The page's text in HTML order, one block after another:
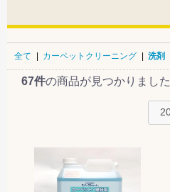
全て | カーペットクリーニング | 洗剤
67件の商品が見つかりました